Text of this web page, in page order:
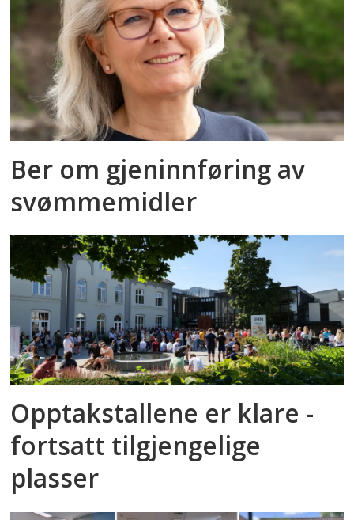
Ber om gjeninnføring av
svømmemidler
Opptakstallene er klare -
fortsatt tilgjengelige
plasser